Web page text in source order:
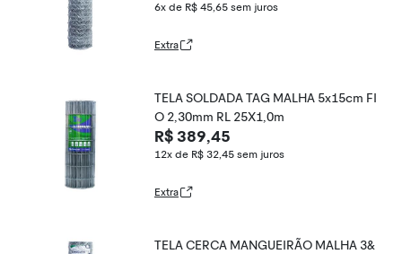
6x de R$ 45,65 sem juros
Extra
TELA SOLDADA TAG MALHA 5x15cm FI
O 2,30mm RL 25X1,0m
R$ 389,45
12x de R$ 32,45 sem juros
Extra
TELA CERCA MANGUEIRÃO MALHA 3&